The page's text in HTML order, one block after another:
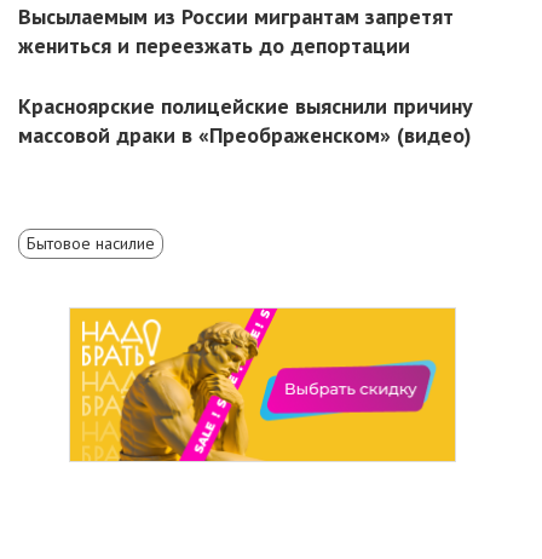
Высылаемым из России мигрантам запретят
жениться и переезжать до депортации
Красноярские полицейские выяснили причину
массовой драки в «Преображенском» (видео)
Бытовое насилие